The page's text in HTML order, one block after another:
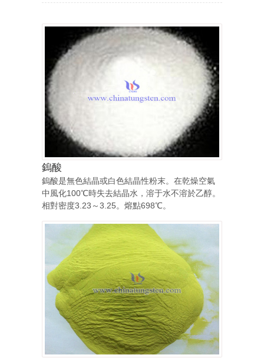
鎢酸
鎢酸是無色結晶或白色結晶性粉末。在乾燥空氣
中風化100℃時失去結晶水，溶于水不溶於乙醇。
相對密度3.23～3.25。熔點698℃。